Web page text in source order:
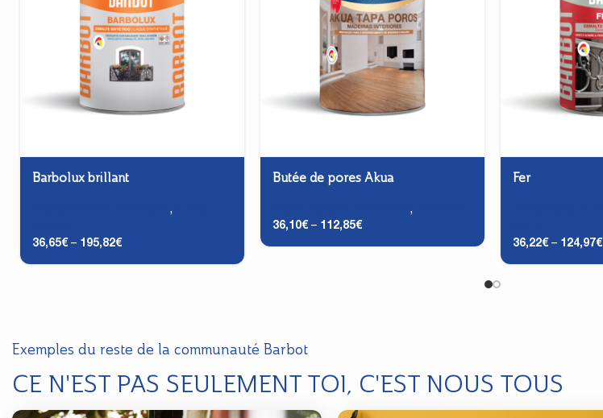
Barbolux brillant
,
36,65€ – 195,82€
Butée de pores Akua
,
36,10€ – 112,85€
Fer
36,22€ – 124,97€
Exemples du reste de la communauté Barbot
CE N'EST PAS SEULEMENT TOI, C'EST NOUS TOUS